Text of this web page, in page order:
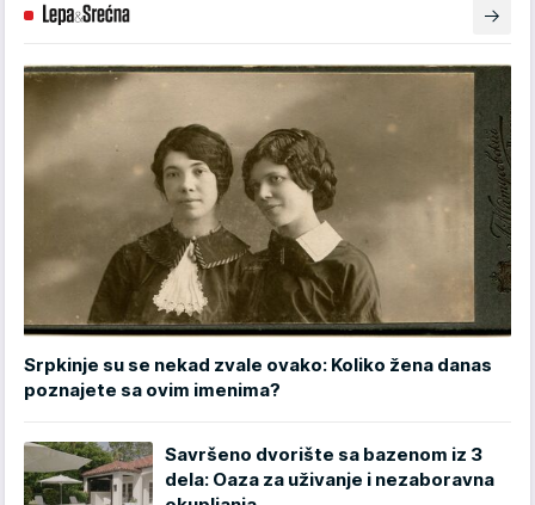
Srpkinje su se nekad zvale ovako: Koliko žena danas
poznajete sa ovim imenima?
Savršeno dvorište sa bazenom iz 3
dela: Oaza za uživanje i nezaboravna